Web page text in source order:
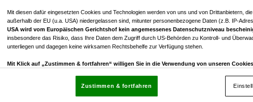
54,07 m2
Wohnfläche
3
Zimmer
€ 798,17
Bruttomiete
Mit diesen dafür eingesetzten Cookies und Technologien werden von uns und von Drittanbietern,
außerhalb der EU (u.a. USA) niedergelassen sind, mitunter personenbezogene Daten (z.B. IP-
USA wird vom Europäischen Gerichtshof kein angemessenes Datenschutzniveau
insbesondere das Risiko, dass Ihre Daten dem Zugriff durch US-Behörden zu Kontroll- und
unterliegen und dagegen keine wirksamen Rechtsbehelfe zur Verfügung stehen.
Mit Klick auf „Zustimmen & fortfahren“ willigen Sie in die Verwendung von unseren
Einstellungen“, die sich auf jeder Seite unten im Footer befinden.
Zustimmen & fortfahren